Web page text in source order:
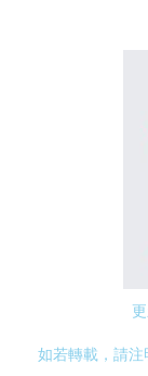
如若轉載，請